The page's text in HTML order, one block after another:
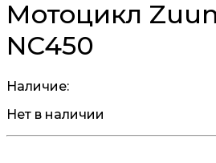
Мотоцикл
NC450
Наличие:
Нет в наличии